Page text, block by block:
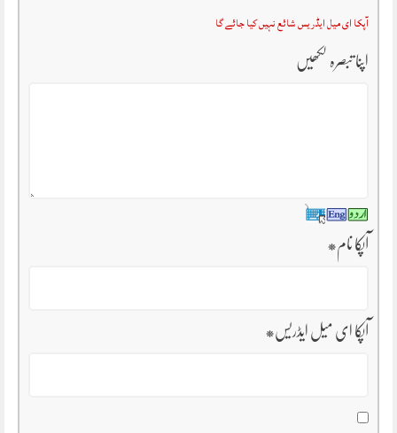
آپکا ای میل ایڈریس شائع نہیں کیا جائے گا
اپنا تبصرہ لکھیں
آپکا نام*
آپکا ای میل ایڈریس*